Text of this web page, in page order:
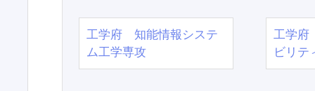
工学府 知能情報システ
ム工学専攻
工学府
ビリテ